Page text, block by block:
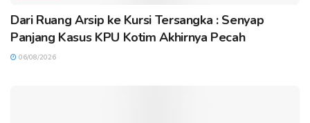
Dari Ruang Arsip ke Kursi Tersangka : Senyap
Panjang Kasus KPU Kotim Akhirnya Pecah
06/08/2026